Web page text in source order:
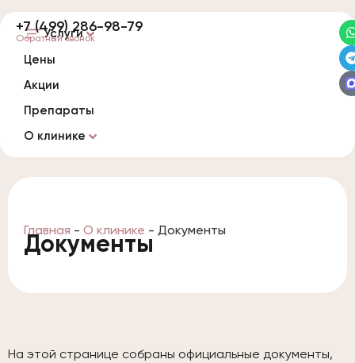
Услуги
Цены
Акции
Препараты
О клинике
+7 (499) 286-98-79
Обратный звонок
Главная - О клинике - Документы
Документы
На этой странице собраны официальные документы,